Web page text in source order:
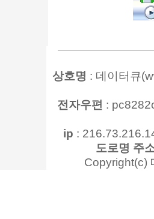
상호명 : 데이터큐
전자우편 :
ip :
도로명 주
Copyright(c)